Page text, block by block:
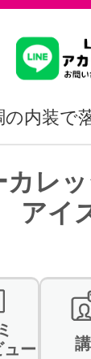
いこ
ルを
座を
内装で
カレ
アイ
ュー